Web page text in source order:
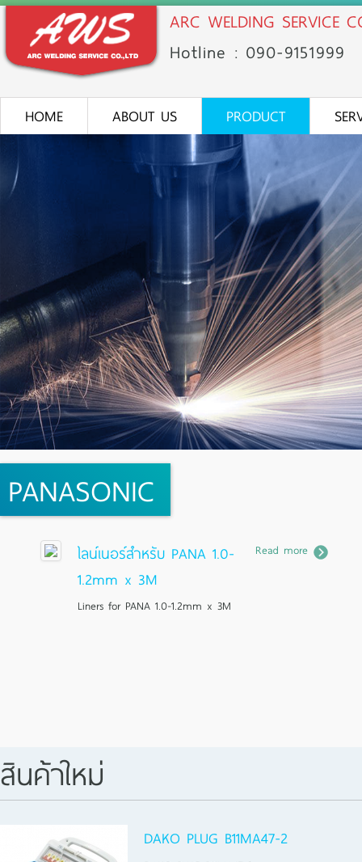
ARC WELDING SERVICE
Hotline : 090-9151999
HOME ABOUT US PRODUCT
PANASONIC
ไลน์เนอร์สำหรับ PANA 1.0-
1.2mm x 3M
Liners for PANA 1.0-1.2mm x 3M
Read more
สินค้าใหม่
DAKO PLUG B11MA47-2